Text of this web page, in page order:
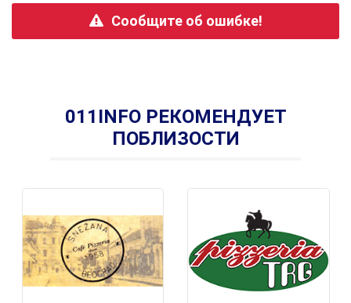
Сообщите об ошибке!
011INFO РЕКОМЕНДУЕТ
ПОБЛИЗОСТИ